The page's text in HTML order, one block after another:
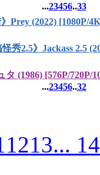
...23456..33
Prey (2022) [1080P/
怪秀2.5》Jackass 2.5
タ (1986) [576P/720P/
...23456..32
1213...